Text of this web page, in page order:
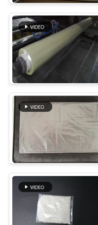
पीवीए
टेप
फिल्म